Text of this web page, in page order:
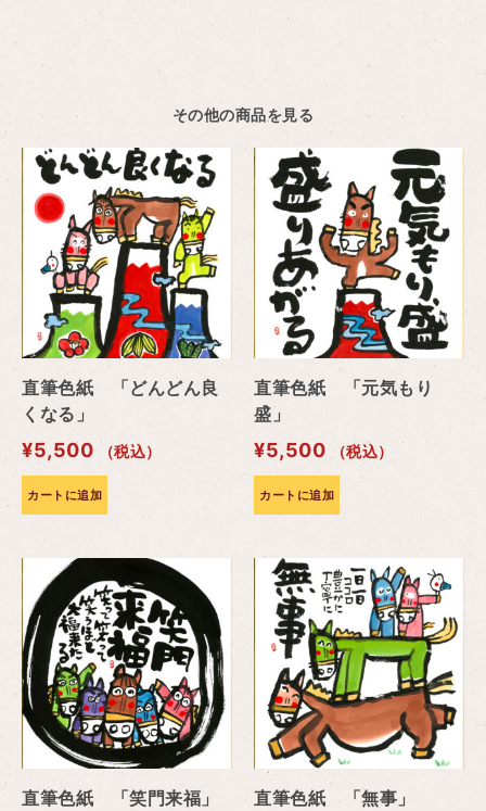
その他の商品を見る
直筆色紙 「どんどん良
くなる」
¥5,500 （税込）
カートに追加
直筆色紙 「元気もり
盛」
¥5,500 （税込）
カートに追加
直筆色紙 「笑門来福」 直筆色紙 「無事」